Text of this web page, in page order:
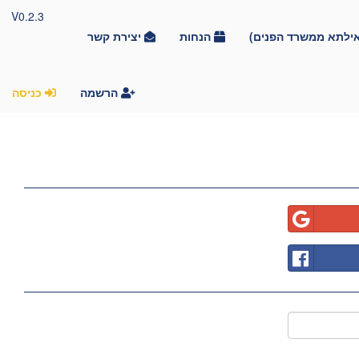
V0.2.3
ממשרד הפנים)
הנחות יצירת קשר
הרשמה כניסה